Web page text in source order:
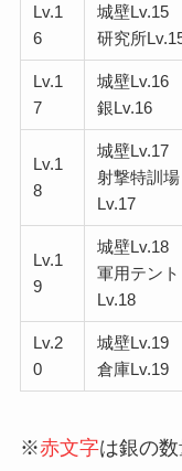
Lv.1
6
城壁Lv.15
研究所
Lv.1
7
城壁Lv.16
銀Lv.16
Lv.1
8
城壁Lv.17
射撃特訓場
Lv.17
Lv.1
9
城壁Lv.18
軍用テント
Lv.18
Lv.2
0
城壁Lv.19
倉庫Lv.19
※赤文字は銀の